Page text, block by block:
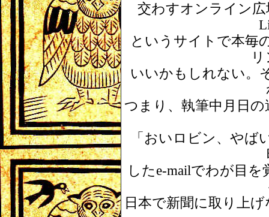
交わすオンライン
というサイトで本毎
いいかもしれない。
つまり、執筆中月日
「おいロビン、やば
したe-mailでわが目を
日本で新聞に取り上